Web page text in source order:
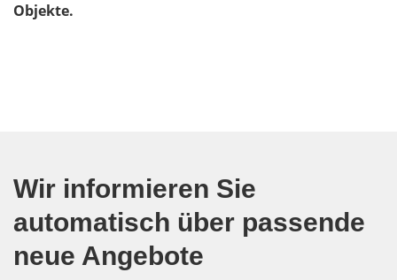
Objekte.
Wir informieren Sie
automatisch über passende
neue Angebote